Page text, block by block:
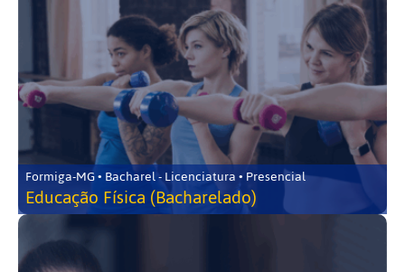
Formiga-MG • Bacharel - Licenciatura • Presencial
Educação Física (Bacharelado)